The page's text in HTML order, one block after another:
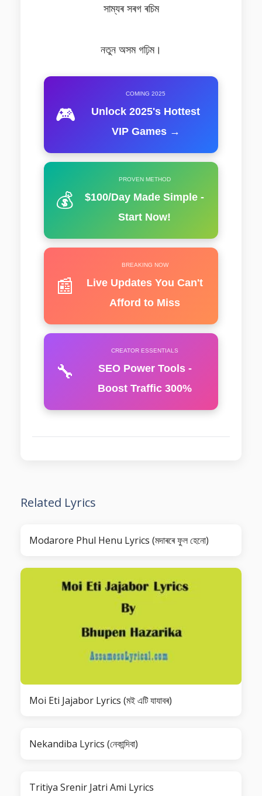
সাম্যৰ সৰগ ৰচিম
নতুন অসম গঢ়িম।
🎮
COMING 2025
Unlock 2025's Hottest
VIP Games →
💰
PROVEN METHOD
$100/Day Made Simple -
Start Now!
📰
BREAKING NOW
Live Updates You Can't
Afford to Miss
🔧
CREATOR ESSENTIALS
SEO Power Tools -
Boost Traffic 300%
Related Lyrics
Modarore Phul Henu Lyrics (মদাৰৰে ফুল হেনো)
Moi Eti Jajabor Lyrics (মই এটি যাযাবৰ)
Nekandiba Lyrics (নেকান্দিবা)
Tritiya Srenir Jatri Ami Lyrics